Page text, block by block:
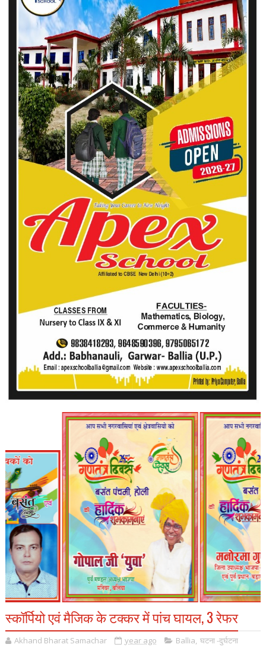
स्कॉर्पियो एवं मैजिक के टक्कर में पांच घायल, 3 रेफर
Akhand Bharat Samachar year ago Ballia, घटना -दुर्घटना